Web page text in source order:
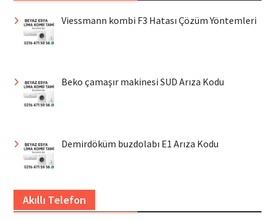
Viessmann kombi F3 Hatası Çözüm Yöntemleri
Beko çamaşır makinesi SUD Arıza Kodu
Demirdöküm buzdolabı E1 Arıza Kodu
Akıllı Telefon